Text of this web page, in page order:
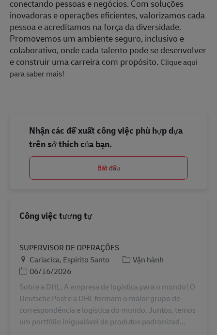
conectando pessoas e negócios. Com soluções
inovadoras e operações eficientes, valorizamos cada
pessoa e acreditamos na força da diversidade.
Promovemos um ambiente seguro, inclusivo e
colaborativo, onde cada talento pode se desenvolver
e construir uma carreira com propósito. Clique aqui
para saber mais!
Nhận các đề xuất công việc phù hợp dựa
trên sở thích của bạn.
Bắt đầu
Công việc tương tự
SUPERVISOR DE OPERAÇÕES
Địa điểm
Cariacica, Espírito Santo Danh mục
Vận hành
Posted Date
06/16/2026
Sobre a DHL. A empresa de logística para o mundo! O
Deutsche Post e a DHL formam o maior grupo de
correspondência e logística do mundo. Juntos, temos
um portfólio inigualável de produtos padronizad...